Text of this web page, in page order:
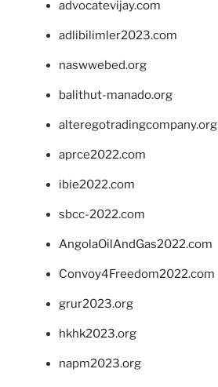
advocatevijay.com
adlibilimler2023.com
naswwebed.org
balithut-manado.org
alteregotradingcompany.org
aprce2022.com
ibie2022.com
sbcc-2022.com
AngolaOilAndGas2022.com
Convoy4Freedom2022.com
grur2023.org
hkhk2023.org
napm2023.org